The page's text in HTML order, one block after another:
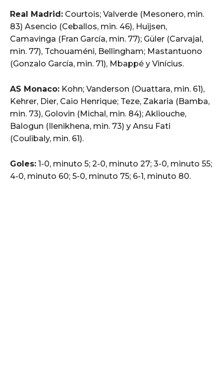
Real Madrid: Courtois; Valverde (Mesonero, min.
83) Asencio (Ceballos, min. 46), Huijsen,
Camavinga (Fran García, min. 77); Güler (Carvajal,
min. 77), Tchouaméni, Bellingham; Mastantuono
(Gonzalo García, min. 71), Mbappé y Vinícius.
AS Monaco: Kohn; Vanderson (Ouattara, min. 61),
Kehrer, Dier, Caio Henrique; Teze, Zakaria (Bamba,
min. 73), Golovin (Michal, min. 84); Akliouche,
Balogun (Ilenikhena, min. 73) y Ansu Fati
(Coulibaly, min. 61).
Goles: 1-0, minuto 5; 2-0, minuto 27; 3-0, minuto 55;
4-0, minuto 60; 5-0, minuto 75; 6-1, minuto 80.